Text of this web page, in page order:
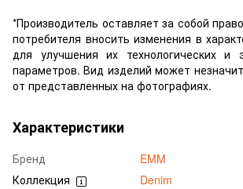
*Производитель оставляет за собой
потребителя вносить изменения в
для улучшения их технологических и
параметров. Вид изделий может
от представленных на фотографиях.
Характеристики
Бренд
EMM
Коллекция
Denim